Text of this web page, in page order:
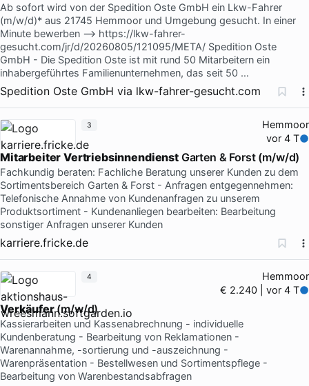
Ab sofort wird von der Spedition Oste GmbH ein Lkw-Fahrer
(m/w/d)* aus 21745 Hemmoor und Umgebung gesucht. In einer
Minute bewerben --> https://lkw-fahrer-
gesucht.com/jr/d/20260805/121095/META/ Spedition Oste
GmbH - Die Spedition Oste ist mit rund 50 Mitarbeitern ein
inhabergeführtes Familienunternehmen, das seit 50 …
Spedition Oste GmbH via lkw-fahrer-gesucht.com
Hemmoor
vor 4 T
Mitarbeiter VertriebsinnendienstGarten & Forst (m/w/d)
Fachkundig beraten: Fachliche Beratung unserer Kunden zu dem
Sortimentsbereich Garten & Forst - Anfragen entgegennehmen:
Telefonische Annahme von Kundenanfragen zu unserem
Produktsortiment - Kundenanliegen bearbeiten: Bearbeitung
sonstiger Anfragen unserer Kunden
karriere.fricke.de
3
Hemmoor
€ 2.240 | vor 4 T
Verkäufer(m/w/d)
Kassierarbeiten und Kassenabrechnung - individuelle
Kundenberatung - Bearbeitung von Reklamationen -
Warenannahme, -sortierung und -auszeichnung -
Warenpräsentation - Bestellwesen und Sortimentspflege -
Bearbeitung von Warenbestandsabfragen
4